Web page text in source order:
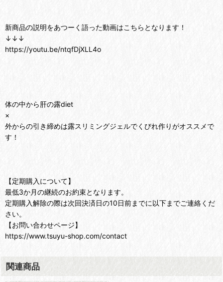
新商品の説明をあつーく語った動画はこちらとなります！
↓↓↓
https://youtu.be/ntqfDjXLL4o
体の中から肝の露diet
×
外からの引き締めは露スリミングジェルでくびれ作りがオススメで
す！
【定期購入について】
最低3か月の継続のお約束となります。
定期購入解除の際は次回決済日の10日前までに以下までご連絡くだ
さい。
【お問い合わせページ】
https://www.tsuyu-shop.com/contact
関連商品